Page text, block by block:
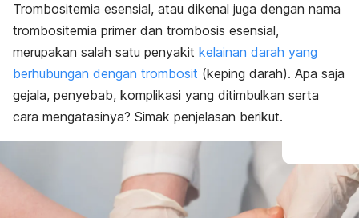
Trombositemia esensial, atau dikenal juga dengan nama
trombositemia primer dan trombosis esensial,
merupakan salah satu penyakit kelainan darah yang
berhubungan dengan trombosit (keping darah). Apa saja
gejala, penyebab, komplikasi yang ditimbulkan serta
cara mengatasinya? Simak penjelasan berikut.